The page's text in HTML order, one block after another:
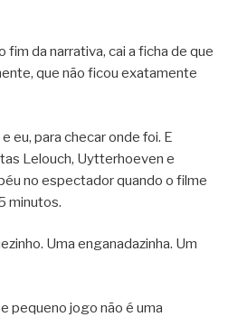
fim da narrativa, cai a ficha de que
que não ficou exatamente
eu, para checar onde foi. E
Lelouch, Uytterhoeven e
no espectador quando o filme
minutos.
Uma enganadazinha. Um
pequeno jogo não é uma